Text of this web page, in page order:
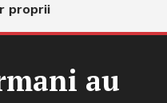
au